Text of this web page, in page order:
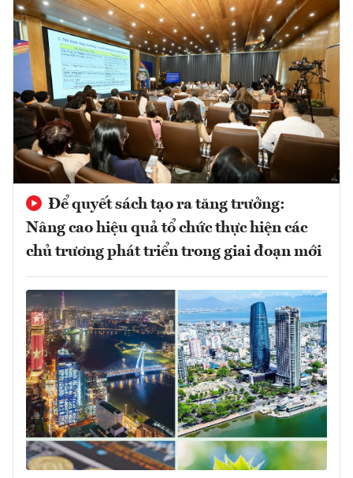
Để quyết sách tạo ra tăng trưởng:
Nâng cao hiệu quả tổ chức thực hiện các
chủ trương phát triển trong giai đoạn mới